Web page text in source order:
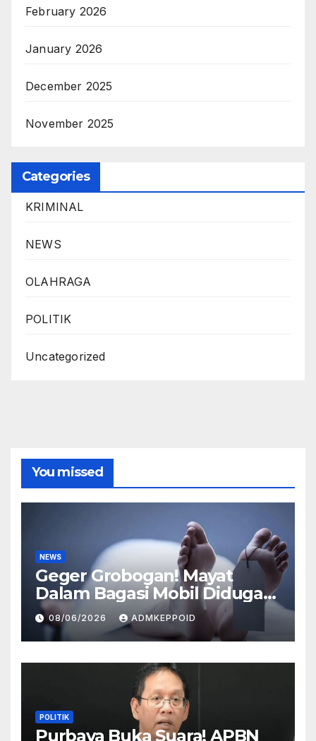
February 2026
January 2026
December 2025
November 2025
Categories
KRIMINAL
NEWS
OLAHRAGA
POLITIK
Uncategorized
You missed
NEWS
Geger Grobogan! Mayat
Dalam Bagasi Mobil Diduga
Terkait Hilangnya Bos Konter
HP
08/06/2026 ADMKEPPOID
POLITIK
Purbaya Buka Suara! APBN